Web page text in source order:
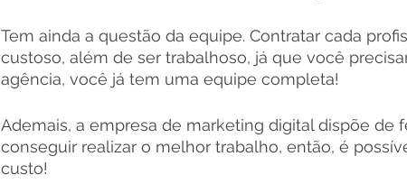
Tem ainda a questão da equipe. Contratar cada
custoso, além de ser trabalhoso, já que você
agência, você já tem uma equipe completa!
Ademais, a empresa de marketing digital dispõe de
conseguir realizar o melhor trabalho, então, é
custo!